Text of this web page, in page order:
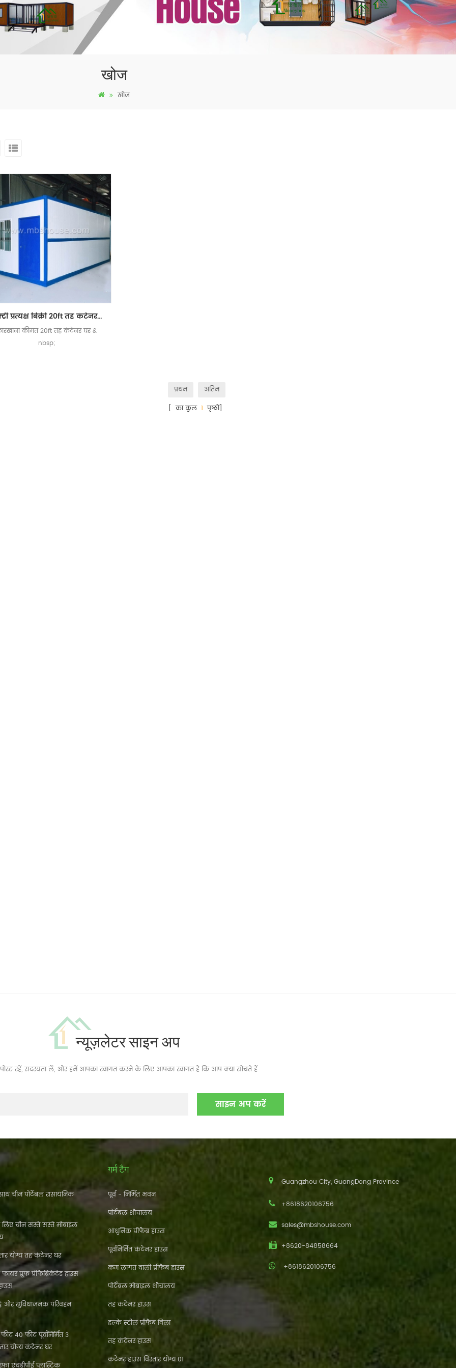
खोज
खोज
फैक्ट्री प्रत्यक्ष बिक्री 20ft तह कंटेनर घर स्थापित करने के लिए आसान है
कीमत 20ft तह कंटेनर घर &
nbsp;
प्रथम
अंतिम
[ का कुल1 पृष्ठों]
न्यूज़लेटर साइन अप
रहें, सदस्यता लें, और हमें आपका स्वागत करने के लिए आपका स्वागत है कि आप क्या सोचते हैं
चीन पोर्टेबल रासायनिक
चीन सस्ते सस्ते मोबाइल
योग्य तह कंटेनर घर
प्रूफ प्रीफैब्रिकेटेड हाउस
और सुविधाजनक परिवहन
40 फीट पूर्वनिर्मित 3
योग्य कंटेनर घर
एचडीपीई प्लास्टिक
गर्म टैग
पूर्व - निर्मित भवन
पोर्टेबल शौचालय
आधुनिक प्रीफैब हाउस
पूर्वनिर्मित कंटेनर हाउस
कम लागत वाली प्रीफैब हाउस
पोर्टेबल मोबाइल शौचालय
तह कंटेनर हाउस
हल्के स्टील प्रीफैब विला
तह कंटेनर हाउस
कंटेनर हाउस विस्तार योग्य 01
Guangzhou City, GuangDong Province
+8618620106756
sales@mbshouse.com
+8620-84858664
+8618620106756
mbshou
se.com